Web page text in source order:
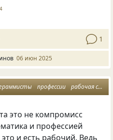
1
06 июн 2025
профессии рабочая сила
это не компромисс
и профессией
и есть рабочий. Ведь